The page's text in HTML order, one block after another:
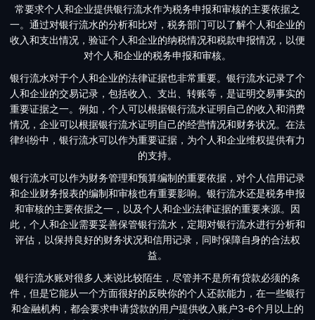
常要求个人和企业提供银行流水作为税务申报和审核的主要依据之
一。通过对银行流水的分析和比对，税务部门可以了解个人和企业的
收入和支出情况，验证个人和企业的纳税情况和税款申报情况，以便
对个人和企业的税务申报和审核。
银行流水对于个人和企业的法律证据也非常重要。银行流水记录了个
人和企业的交易记录，包括收入、支出、转账等，是证明交易事实的
重要证据之一。例如，个人可以根据银行流水证明自己的收入和消费
情况，企业可以根据银行流水证明自己的经营情况和财务状况。在法
律纠纷中，银行流水可以作为重要证据，为个人和企业维权提供有力
的支持。
银行流水可以作为财务管理和预算编制的重要依据，对个人信用记录
和企业财务报表的编制和审核也有重要影响。银行流水还是税务申报
和审核的主要依据之一，以及个人和企业法律证据的重要来源。因
此，个人和企业需要妥善保管银行流水，定期对银行流水进行分析和
评估，以保持良好的财务状况和信用记录，同时保障自身的合法权
益。
银行流水账对很多人来说比较陌生，尽管并不是所有贷款必须的条
件，但是它能从一个方面很好的反映你的个人还款能力，在一些银行
和金融机构，都会要求申请贷款的用户提供收入账户3-6个月以上的